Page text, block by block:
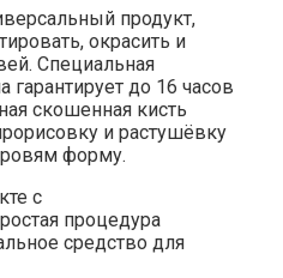
продукт,
окрасить и
Специальная
до 16 часов
скошенная кисть
и растушёвку
форму.
с
процедура
средство для